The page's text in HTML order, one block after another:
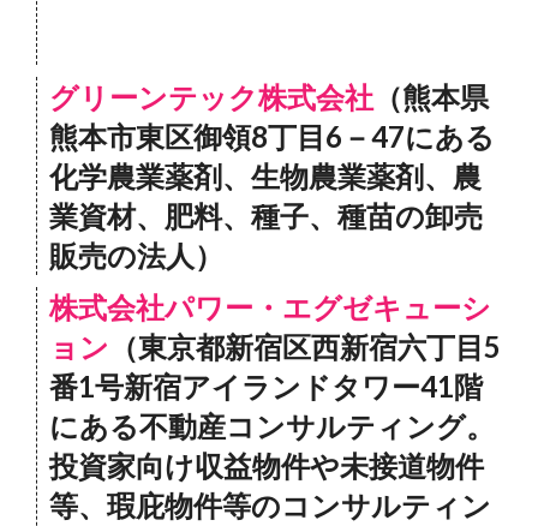
グリーンテック株式会社 （熊本県
熊本市東区御領8丁目6－47にある
化学農業薬剤、生物農業薬剤、農
業資材、肥料、種子、種苗の卸売
販売の法人）
株式会社パワー・エグゼキューシ
ョン （東京都新宿区西新宿六丁目5
番1号新宿アイランドタワー41階
にある不動産コンサルティング。
投資家向け収益物件や未接道物件
等、瑕庇物件等のコンサルティン